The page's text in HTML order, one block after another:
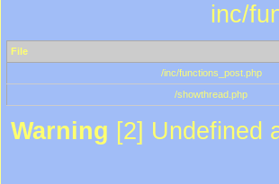
inc/
File
/inc/functions_post.php
/showthread.php
Warning [2] Undefined